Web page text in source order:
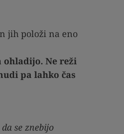
jih položi na eno
ohladijo. Ne reži
pa lahko čas
se znebijo